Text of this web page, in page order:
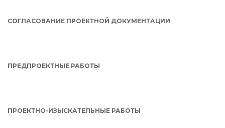
СОГЛАСОВАНИЕ ПРОЕКТНОЙ ДОКУМЕНТАЦИИ
ПРЕДПРОЕКТНЫЕ РАБОТЫ
ПРОЕКТНО-ИЗЫСКАТЕЛЬНЫЕ РАБОТЫ